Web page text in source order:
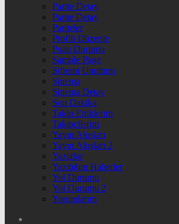
Parite Detay
Parite Detay
Pariteler
Profili Düzenle
Puan Durumu
Sample Page
Şifremi Unuttum
Sinema
Sinema Detay
Son Dakika
Takip Ettiklerim
Takipçilerim
Yayın Akışları
Yayın Akışları 2
Yazarlar
Yazdığım Haberler
Yol Durumu
Yol Durumu 2
Yorumlarım